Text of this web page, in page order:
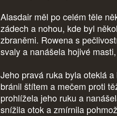
Alasdair měl po celém těle
zádech a nohou, kde byl
zbraněmi. Rowena s
svaly a nanášela hojivé
Jeho pravá ruka byla oteklá
bránil štítem a mečem proti
prohlížela jeho ruku a
snížila otok a zmírnila